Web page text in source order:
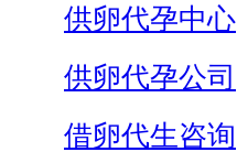
供卵代孕中心
供卵代孕公司
借卵代生咨询